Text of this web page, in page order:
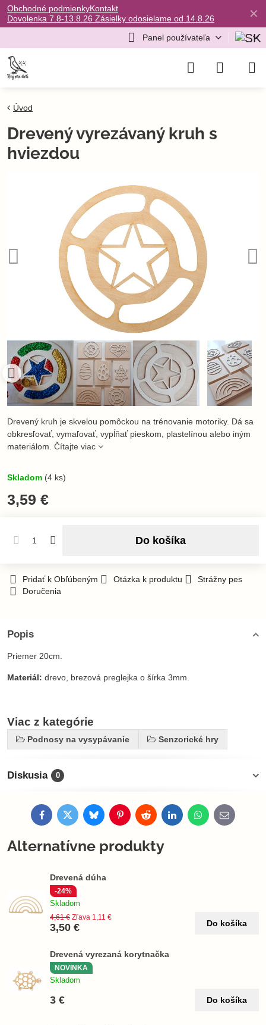
✕
Obchodné podmienkyKontakt
Dovolenka 7.8-13.8.26 Zásielky odosielame od 14.8.26
Panel používateľa
Úvod
Drevený vyrezávaný kruh s
hviezdou
Drevený kruh je skvelou pomôckou na trénovanie motoriky. Dá sa
obkresľovať, vymaľovať, vypĺňať pieskom, plastelínou alebo iným
materiálom. Čítajte viac
Skladom (4 ks)
3,59 €
Do košíka
Pridať k Obľúbeným Otázka k produktu
Strážny pes
Doručenia
Popis
Priemer 20cm.
Materiál: drevo, brezová preglejka o šírka 3mm.
Viac z kategórie
Podnosy na vysypávanie Senzorické hry
Diskusia 0
FacebookTwitterBlueskyPinterestRedditLinkedInWhatsApp
E-
mail
Alternatívne produkty
Drevená dúha
-24%
Skladom
3,50 €
4,61 € Zľava 1,11 €
Do košíka
Drevená vyrezaná korytnačka
NOVINKA
Skladom
3 € Do košíka